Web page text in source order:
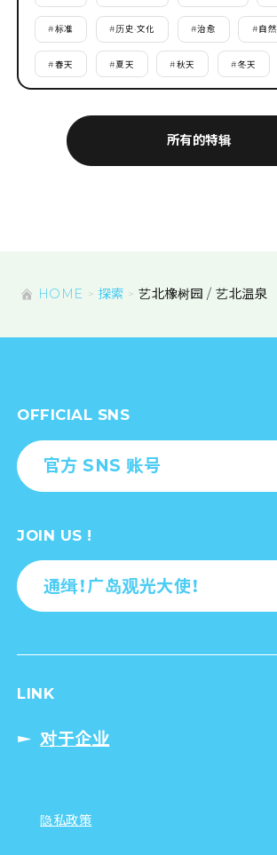
所有的特辑
#标准 #历史·文化 #治愈 #自然
#春天 #夏天 #秋天 #冬天
HOME 探索 艺北橡树园 / 艺北温泉
OFFICIAL SNS
官方 SNS 账号
JOIN US !
通缉！广岛观光大使！
LINK
对于企业
隐私政策